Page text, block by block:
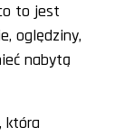
to jest
oględziny,
nabytą
która